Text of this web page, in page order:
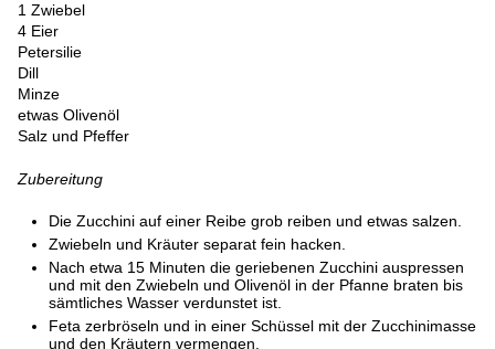
1 Zwiebel
4 Eier
Petersilie
Dill
Minze
etwas Olivenöl
Salz und Pfeffer
Zubereitung
Die Zucchini auf einer Reibe grob reiben und etwas salzen.
Zwiebeln und Kräuter separat fein hacken.
Nach etwa 15 Minuten die geriebenen Zucchini auspressen
und mit den Zwiebeln und Olivenöl in der Pfanne braten bis
sämtliches Wasser verdunstet ist.
Feta zerbröseln und in einer Schüssel mit der Zucchinimasse
und den Kräutern vermengen.